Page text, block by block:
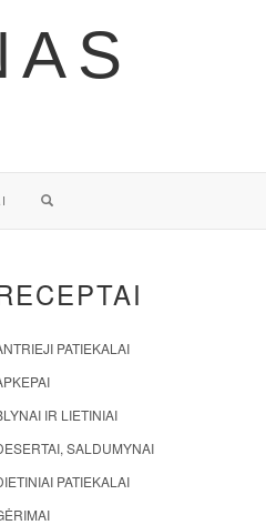
PATIEKALAI
IR LIETINIAI
SALDUMYNAI
PATIEKALAI